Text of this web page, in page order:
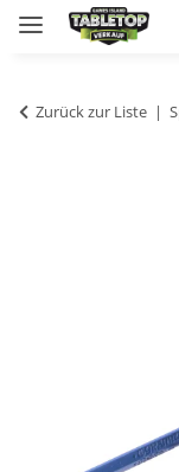
Zurück zur Liste